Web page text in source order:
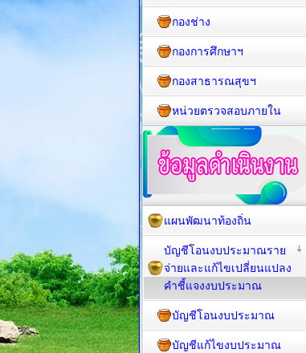
กองช่าง
กองการศึกษาฯ
กองสาธารณสุขฯ
หน่วยตรวจสอบภายใน
แผนพัฒนาท้องถิ่น
บัญชีโอนงบประมาณราย
จ่ายและแก้ไขเปลี่ยนแปลง
คำชี้แจงงบประมาณ
บัญชีโอนงบประมาณ
บัญชีแก้ไขงบประมาณ